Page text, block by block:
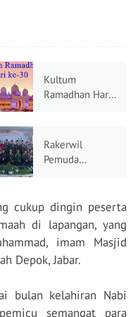
Kultum
Ramadhan Hari
Mengharukan,
Menitipkan
Rindu di
Rakerwil
Pemuda
Usung Tema
Pemuda
Menggerakkan
Bangsa
cukup dingin peserta
di lapangan, yang
imam Masjid
Depok, Jabar.
bulan kelahiran Nabi
semangat para